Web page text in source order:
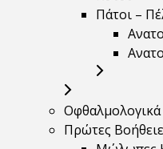
Πάτοι –
Οφθαλμολογικά
Πρώτες